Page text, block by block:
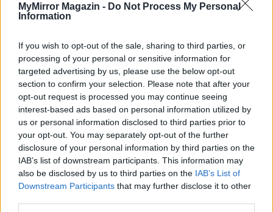
MyMirror Magazin - Do Not Process My Personal
Information
If you wish to opt-out of the sale, sharing to third parties, or
processing of your personal or sensitive information for
targeted advertising by us, please use the below opt-out
section to confirm your selection. Please note that after your
opt-out request is processed you may continue seeing
interest-based ads based on personal information utilized by
us or personal information disclosed to third parties prior to
your opt-out. You may separately opt-out of the further
disclosure of your personal information by third parties on the
IAB’s list of downstream participants. This information may
also be disclosed by us to third parties on the IAB’s List of
Downstream Participants that may further disclose it to other
Minka 11. rész
T. szereti a fiatal lányokat 14. rész
Pedig szóltam… – Miért nem hiszünk a